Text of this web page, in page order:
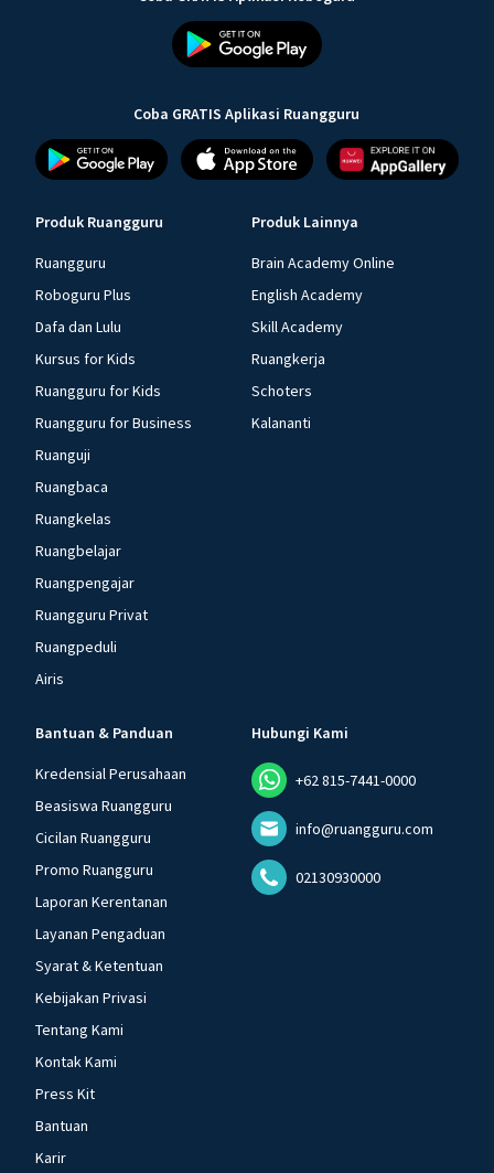
Coba GRATIS Aplikasi Ruangguru
Produk Ruangguru
Ruangguru
Roboguru Plus
Dafa dan Lulu
Kursus for Kids
Ruangguru for Kids
Ruangguru for Business
Ruanguji
Ruangbaca
Ruangkelas
Ruangbelajar
Ruangpengajar
Ruangguru Privat
Ruangpeduli
Airis
Produk Lainnya
Brain Academy Online
English Academy
Skill Academy
Ruangkerja
Schoters
Kalananti
Bantuan & Panduan
Kredensial Perusahaan
Beasiswa Ruangguru
Cicilan Ruangguru
Promo Ruangguru
Laporan Kerentanan
Layanan Pengaduan
Syarat & Ketentuan
Kebijakan Privasi
Tentang Kami
Kontak Kami
Press Kit
Bantuan
Karir
Hubungi Kami
+62 815-7441-0000
info@ruangguru.com
02130930000